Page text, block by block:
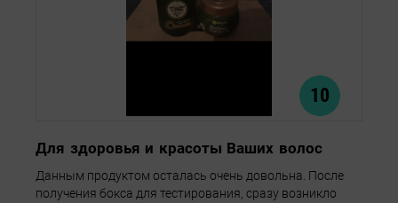
10
Для здоровья и красоты Ваших волос
Данным продуктом осталась очень довольна. После
получения бокса для тестирования, сразу возникло